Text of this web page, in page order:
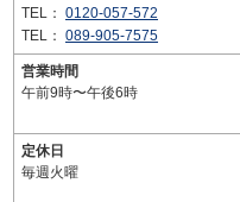
TEL： 0120-057-572
TEL： 089-905-7575
営業時間
午前9時〜午後6時
定休日
毎週火曜